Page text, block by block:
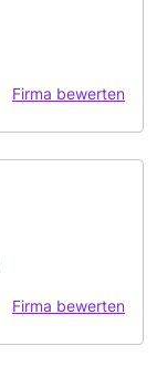
Firma bewerten
Firma bewerten